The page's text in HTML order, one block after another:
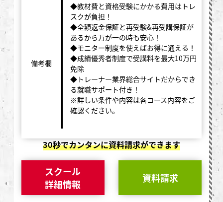
備考欄
◆教材費と資格受験にかかる費用はトレ
スクが負担！
◆全額返金保証と再受験&再受講保証が
あるから万が一の時も安心！
◆モニター制度を使えばお得に通える！
◆成績優秀者制度で受講料を最大10万円
免除
◆トレーナー業界総合サイトだからでき
る就職サポート付き！
※詳しい条件や内容は各コース内容をご
確認ください。
30秒でカンタンに資料請求ができます
スクール
詳細情報
資料請求